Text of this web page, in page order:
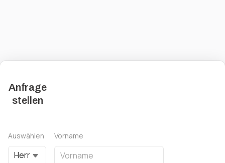
Anfrage
stellen
Auswählen
Herr
Vorname